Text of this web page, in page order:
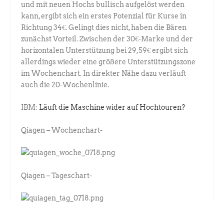
und mit neuen Hochs bullisch aufgelöst werden
kann, ergibt sich ein erstes Potenzial für Kurse in
Richtung 34€. Gelingt dies nicht, haben die Bären
zunächst Vorteil. Zwischen der 30€-Marke und der
horizontalen Unterstützung bei 29,59€ ergibt sich
allerdings wieder eine größere Unterstützungszone
im Wochenchart. In direkter Nähe dazu verläuft
auch die 20-Wochenlinie.
IBM: Läuft die Maschine wider auf Hochtouren?
Qiagen – Wochenchart-
Qiagen – Tageschart-